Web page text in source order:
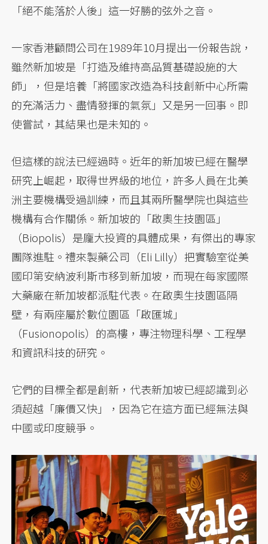
「絕不能落於人後」這一好勝的弦外之音。
一家香港顧問公司在1989年10月提出一份報告說，
雖然新加坡是「打造及維持高品質基礎設施的大
師」，但是培養「將國家改造為科技創新中心所需
的充滿活力、盡情發揮的氣氛」又是另一回事。即
使嘗試，其結果也是未知的。
但這樣的說法已經過時。近年的新加坡已經在醫學
研究上崛起，取得世界級的地位，許多人員在北美
洲主要機構受過訓練，而且其兩所醫學院也與這些
機構有合作關係。新加坡的「啟奧生技園區」
（Biopolis）是龐大投資的具體成果，有傑出的專家
團隊進駐。禮來製藥公司（Eli Lilly）把實驗室從美
國印第安納波利斯市移到新加坡，而現在每家國際
大藥廠在新加坡都派駐代表。在啟奧生技園區隔
壁，有兩座屬於數位園區「啟匯城」
（Fusionopolis）的高樓，專注物理科學、工程學
和資訊科技的研究。
它們的目標全都是創新，代表新加坡已經認識到必
須超越「廉價又快」，因為它在這方面已經無法與
中國或印度競爭。